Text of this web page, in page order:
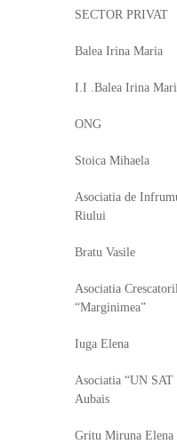
SECTOR PRIVAT
Balea Irina Maria
I.I .Balea Irina
ONG
Stoica Mihaela
Asociatia de
Riului
Bratu Vasile
Asociatia
“Marginimea”
Iuga Elena
Asociatia “UN
Aubais
Gritu Miruna Elena